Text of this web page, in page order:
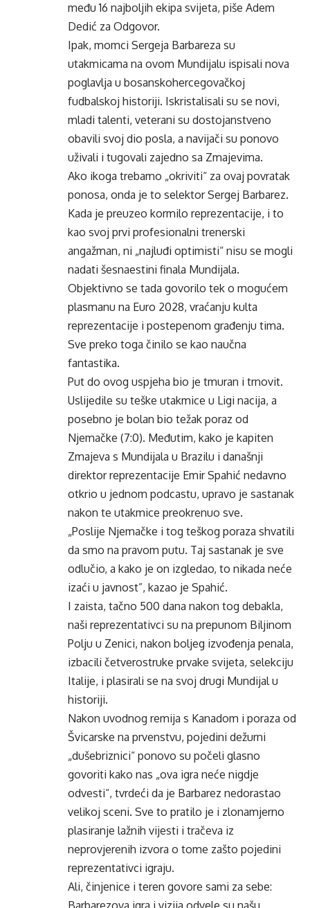
među 16 najboljih ekipa svijeta, piše Adem
Dedić za Odgovor.
Ipak, momci Sergeja Barbareza su
utakmicama na ovom Mundijalu ispisali nova
poglavlja u bosanskohercegovačkoj
fudbalskoj historiji. Iskristalisali su se novi,
mladi talenti, veterani su dostojanstveno
obavili svoj dio posla, a navijači su ponovo
uživali i tugovali zajedno sa Zmajevima.
Ako ikoga trebamo „okriviti“ za ovaj povratak
ponosa, onda je to selektor Sergej Barbarez.
Kada je preuzeo kormilo reprezentacije, i to
kao svoj prvi profesionalni trenerski
angažman, ni „najluđi optimisti“ nisu se mogli
nadati šesnaestini finala Mundijala.
Objektivno se tada govorilo tek o mogućem
plasmanu na Euro 2028, vraćanju kulta
reprezentacije i postepenom građenju tima.
Sve preko toga činilo se kao naučna
fantastika.
Put do ovog uspjeha bio je tmuran i trnovit.
Uslijedile su teške utakmice u Ligi nacija, a
posebno je bolan bio težak poraz od
Njemačke (7:0). Međutim, kako je kapiten
Zmajeva s Mundijala u Brazilu i današnji
direktor reprezentacije Emir Spahić nedavno
otkrio u jednom podcastu, upravo je sastanak
nakon te utakmice preokrenuo sve.
„Poslije Njemačke i tog teškog poraza shvatili
da smo na pravom putu. Taj sastanak je sve
odlučio, a kako je on izgledao, to nikada neće
izaći u javnost”, kazao je Spahić.
I zaista, tačno 500 dana nakon tog debakla,
naši reprezentativci su na prepunom Biljinom
Polju u Zenici, nakon boljeg izvođenja penala,
izbacili četverostruke prvake svijeta, selekciju
Italije, i plasirali se na svoj drugi Mundijal u
historiji.
Nakon uvodnog remija s Kanadom i poraza od
Švicarske na prvenstvu, pojedini dežurni
„dušebriznici“ ponovo su počeli glasno
govoriti kako nas „ova igra neće nigdje
odvesti“, tvrdeći da je Barbarez nedorastao
velikoj sceni. Sve to pratilo je i zlonamjerno
plasiranje lažnih vijesti i tračeva iz
neprovjerenih izvora o tome zašto pojedini
reprezentativci igraju.
Ali, činjenice i teren govore sami za sebe:
Barbarezova igra i vizija odvele su našu